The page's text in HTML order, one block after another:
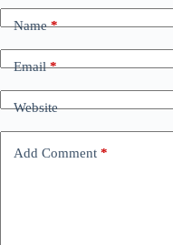
Name*
Email*
Website
Add Comment *